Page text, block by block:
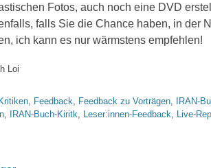
Fotos, auch noch eine DVD
falls Sie die Chance haben, in der
ich kann es nur wärmstens empfehlen!
Loi
, Feedback, Feedback zu Vorträgen, IRAN-
, IRAN-Buch-Kiritk, Leser:innen-Feedback, Live-